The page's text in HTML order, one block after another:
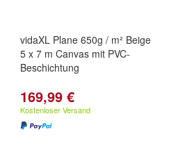
vidaXL Plane 650g / m² Beige
5 x 7 m Canvas mit PVC-
Beschichtung
169,99 €
Kostenloser Versand